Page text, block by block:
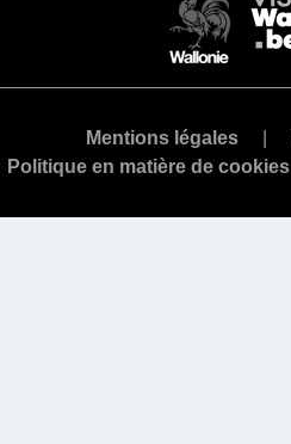
Mentions légales
Politique en matière de cookies